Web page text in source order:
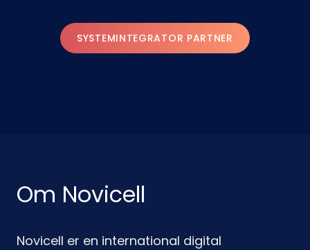
SYSTEMINTEGRATOR PARTNER
Om Novicell
Novicell er en international digital